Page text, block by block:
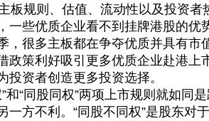
板规则、估值、流动性以及投资者
一些优质企业看不到挂牌港股的优
，很多主板都在争夺优质并具有市
政策利好吸引更多优质企业赴港上
投资者创造更多投资选择。
“同股同权”两项上市规则就如同
一方不利。“同股不同权”是股东对